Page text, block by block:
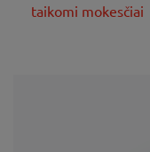
taikomi mokesčiai